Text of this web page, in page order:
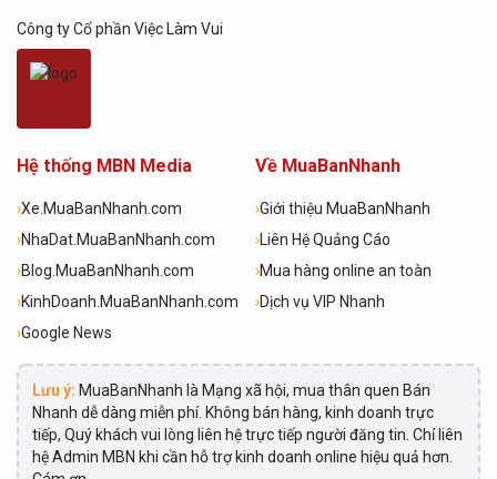
Công ty Cổ phần Việc Làm Vui
Hệ thống MBN Media
›Xe.MuaBanNhanh.com
›NhaDat.MuaBanNhanh.com
›Blog.MuaBanNhanh.com
›KinhDoanh.MuaBanNhanh.com
›Google News
Về MuaBanNhanh
›Giới thiệu MuaBanNhanh
›Liên Hệ Quảng Cáo
›Mua hàng online an toàn
›Dịch vụ VIP Nhanh
Lưu ý: MuaBanNhanh là Mạng xã hội, mua thân quen Bán
Nhanh dễ dàng miễn phí. Không bán hàng, kinh doanh trực
tiếp, Quý khách vui lòng liên hệ trực tiếp người đăng tin. Chỉ liên
hệ Admin MBN khi cần hỗ trợ kinh doanh online hiệu quả hơn.